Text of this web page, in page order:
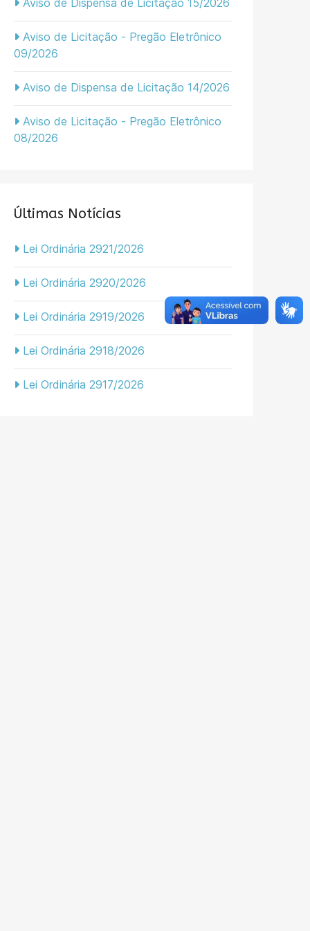
Aviso de Licitação - Pregão Eletrônico
09/2026
Aviso de Dispensa de Licitação 14/2026
Aviso de Licitação - Pregão Eletrônico
08/2026
Últimas Notícias
Lei Ordinária 2921/2026
Lei Ordinária 2920/2026
Lei Ordinária 2919/2026
Lei Ordinária 2918/2026
Lei Ordinária 2917/2026